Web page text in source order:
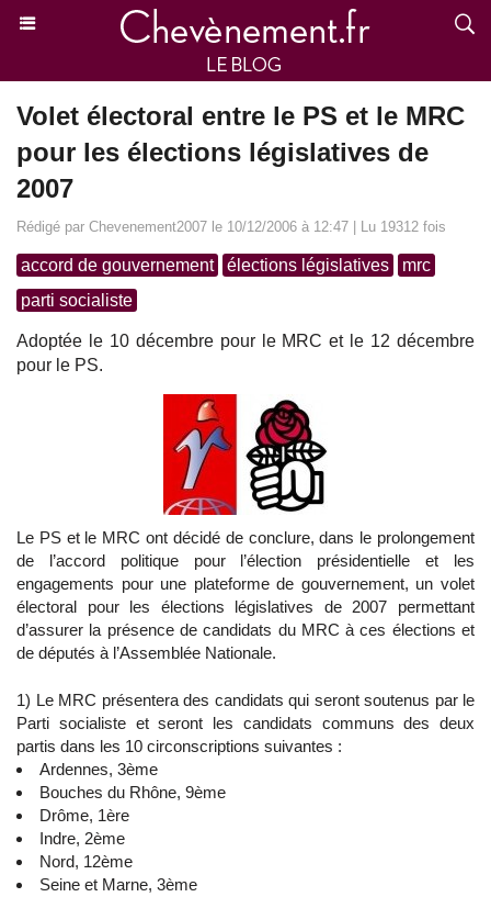
Volet électoral entre le PS et le MRC
pour les élections législatives de
2007
Rédigé par Chevenement2007 le 10/12/2006 à 12:47 | Lu 19312 fois
accord de gouvernement élections législatives
mrc
parti socialiste
Adoptée le 10 décembre pour le MRC et le 12 décembre
pour le PS.
Le PS et le MRC ont décidé de conclure, dans le prolongement
de l’accord politique pour l’élection présidentielle et les
engagements pour une plateforme de gouvernement, un volet
électoral pour les élections législatives de 2007 permettant
d’assurer la présence de candidats du MRC à ces élections et
de députés à l’Assemblée Nationale.
1) Le MRC présentera des candidats qui seront soutenus par le
Parti socialiste et seront les candidats communs des deux
partis dans les 10 circonscriptions suivantes :
Ardennes, 3ème
Bouches du Rhône, 9ème
Drôme, 1ère
Indre, 2ème
Nord, 12ème
Seine et Marne, 3ème